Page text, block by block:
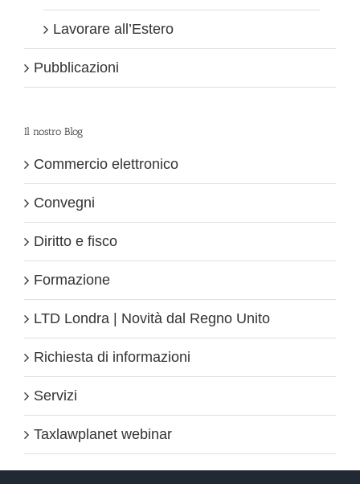
Lavorare all’Estero
Pubblicazioni
Il nostro Blog
Commercio elettronico
Convegni
Diritto e fisco
Formazione
LTD Londra | Novità dal Regno Unito
Richiesta di informazioni
Servizi
Taxlawplanet webinar